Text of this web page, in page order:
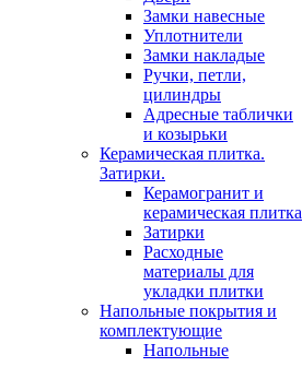
Замки навесные
Уплотнители
Замки накладые
Ручки, петли,
цилиндры
Адресные таблички
и козырьки
Керамическая плитка.
Затирки.
Керамогранит и
керамическая плитка
Затирки
Расходные
материалы для
укладки плитки
Напольные покрытия и
комплектующие
Напольные